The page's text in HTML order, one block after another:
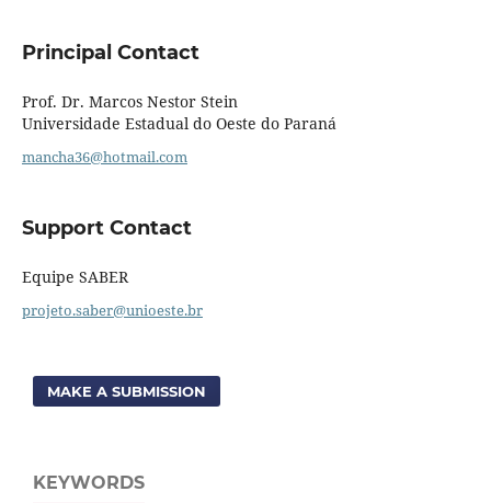
Principal Contact
Prof. Dr. Marcos Nestor Stein
Universidade Estadual do Oeste do Paraná
mancha36@hotmail.com
Support Contact
Equipe SABER
projeto.saber@unioeste.br
MAKE A SUBMISSION
KEYWORDS